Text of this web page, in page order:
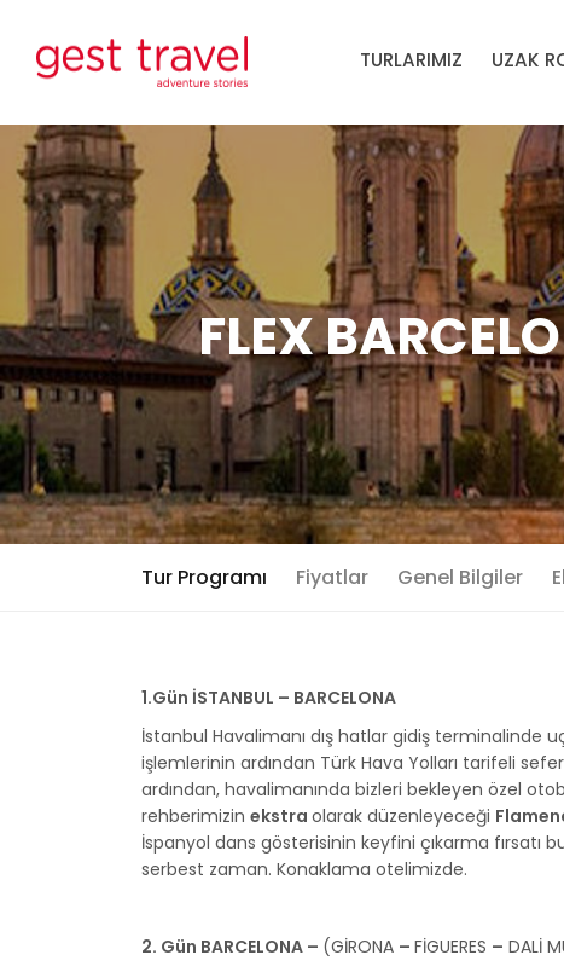
FLEX
Tur Programı Fiyatlar Genel Bilgiler
1.Gün İSTANBUL – BARCELONA
İstanbul Havalimanı dış hatlar gidiş terminalinde
işlemlerinin ardından Türk Hava Yolları tarifeli
ardından, havalimanında bizleri bekleyen özel
rehberimizin ekstra olarak düzenleyeceği
İspanyol dans gösterisinin keyfini çıkarma fırsatı
serbest zaman. Konaklama otelimizde.
2. Gün BARCELONA – (GİRONA – FİGUERES – DALİ
TURLARIMIZ UZAK